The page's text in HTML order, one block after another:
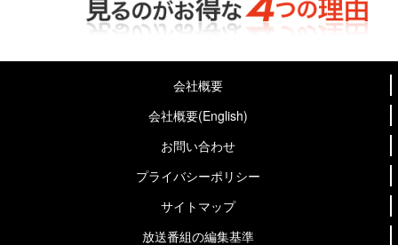
会社概要
会社概要(English)
お問い合わせ
プライバシーポリシー
サイトマップ
放送番組の編集基準